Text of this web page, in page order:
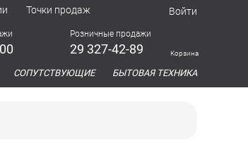
Точки продаж Войти
Розничные продажи
29 327-42-89 Корзина
СОПУТСТВУЮЩИЕ БЫТОВАЯ ТЕХНИКА